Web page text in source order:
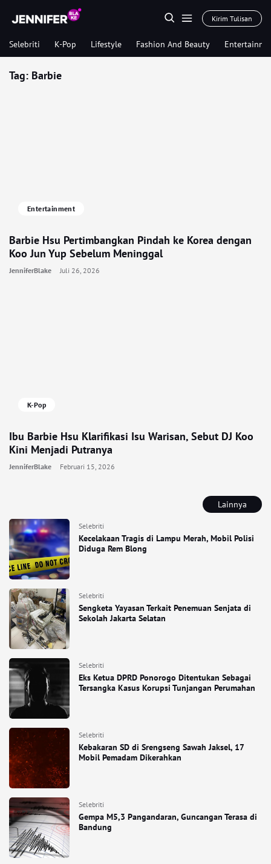
Kirim Tulisan
Selebriti K-Pop Lifestyle Fashion And Beauty
Lainnya
Selebriti
Kecelakaan Tragis di Lampu Merah, Mobil Polisi
Diduga Rem Blong
Selebriti
Sengketa Yayasan Terkait Penemuan Senjata di
Sekolah Jakarta Selatan
Selebriti
Eks Ketua DPRD Ponorogo Ditentukan Sebagai
Tersangka Kasus Korupsi Tunjangan Perumahan
Selebriti
Kebakaran SD di Srengseng Sawah Jaksel, 17
Mobil Pemadam Dikerahkan
Selebriti
Gempa M5,3 Pangandaran, Guncangan Terasa di
Bandung
Tag: Barbie
Entertainment
Barbie Hsu Pertimbangkan Pindah ke Korea dengan
Koo Jun Yup Sebelum Meninggal
JenniferBlake Juli 26, 2026
K-Pop
Ibu Barbie Hsu Klarifikasi Isu Warisan, Sebut DJ Koo
Kini Menjadi Putranya
JenniferBlake Februari 15, 2026